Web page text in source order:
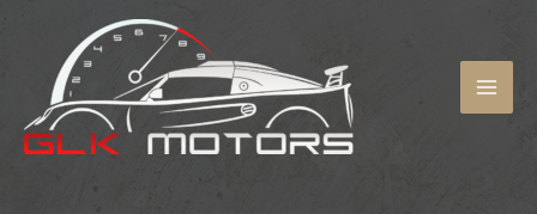
contenu